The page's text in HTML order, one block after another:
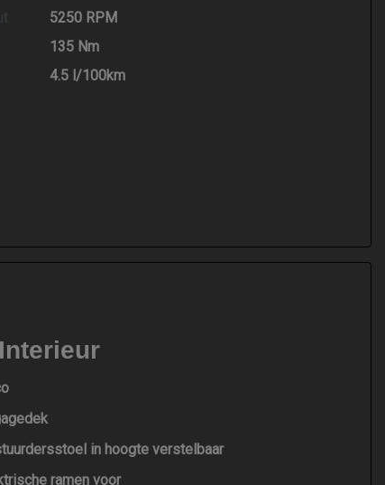
5250 RPM
135 Nm
4.5 l/100km
Interieur
in hoogte verstelbaar
ramen voor